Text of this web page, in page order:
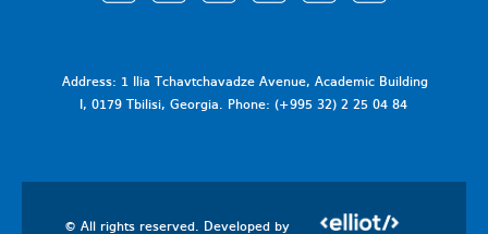
Address: 1 Ilia Tchavtchavadze Avenue, Academic Building
I, 0179 Tbilisi, Georgia. Phone: (+995 32) 2 25 04 84
© All rights reserved. Developed by